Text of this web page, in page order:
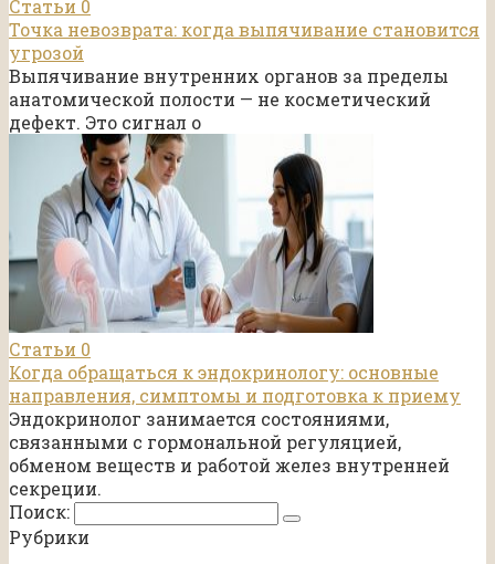
Статьи 0
Точка невозврата: когда выпячивание становится
угрозой
Выпячивание внутренних органов за пределы
анатомической полости — не косметический
дефект. Это сигнал о
Статьи 0
Когда обращаться к эндокринологу: основные
направления, симптомы и подготовка к приему
Эндокринолог занимается состояниями,
связанными с гормональной регуляцией,
обменом веществ и работой желез внутренней
секреции.
Поиск:
Рубрики